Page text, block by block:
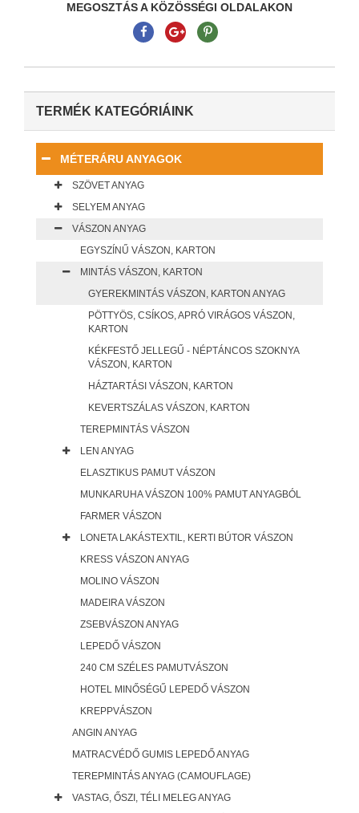
MEGOSZTÁS A KÖZÖSSÉGI OLDALAKON
TERMÉK KATEGÓRIÁINK
MÉTERÁRU ANYAGOK
SZÖVET ANYAG
SELYEM ANYAG
VÁSZON ANYAG
EGYSZÍNŰ VÁSZON, KARTON
MINTÁS VÁSZON, KARTON
GYEREKMINTÁS VÁSZON, KARTON ANYAG
PÖTTYÖS, CSÍKOS, APRÓ VIRÁGOS VÁSZON,
KARTON
KÉKFESTŐ JELLEGŰ - NÉPTÁNCOS SZOKNYA
VÁSZON, KARTON
HÁZTARTÁSI VÁSZON, KARTON
KEVERTSZÁLAS VÁSZON, KARTON
TEREPMINTÁS VÁSZON
LEN ANYAG
ELASZTIKUS PAMUT VÁSZON
MUNKARUHA VÁSZON 100% PAMUT ANYAGBÓL
FARMER VÁSZON
LONETA LAKÁSTEXTIL, KERTI BÚTOR VÁSZON
KRESS VÁSZON ANYAG
MOLINO VÁSZON
MADEIRA VÁSZON
ZSEBVÁSZON ANYAG
LEPEDŐ VÁSZON
240 CM SZÉLES PAMUTVÁSZON
HOTEL MINŐSÉGŰ LEPEDŐ VÁSZON
KREPPVÁSZON
ANGIN ANYAG
MATRACVÉDŐ GUMIS LEPEDŐ ANYAG
TEREPMINTÁS ANYAG (CAMOUFLAGE)
VASTAG, ŐSZI, TÉLI MELEG ANYAG